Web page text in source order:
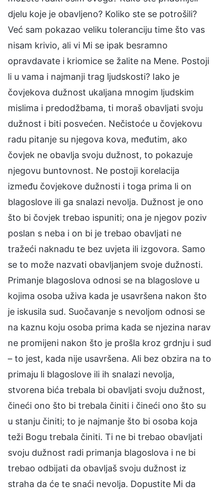
djelu koje je obavljeno? Koliko ste se potrošili?
Već sam pokazao veliku toleranciju time što vas
nisam krivio, ali vi Mi se ipak besramno
opravdavate i kriomice se žalite na Mene. Postoji
li u vama i najmanji trag ljudskosti? Iako je
čovjekova dužnost ukaljana mnogim ljudskim
mislima i predodžbama, ti moraš obavljati svoju
dužnost i biti posvećen. Nečistoće u čovjekovu
radu pitanje su njegova kova, međutim, ako
čovjek ne obavlja svoju dužnost, to pokazuje
njegovu buntovnost. Ne postoji korelacija
između čovjekove dužnosti i toga prima li on
blagoslove ili ga snalazi nevolja. Dužnost je ono
što bi čovjek trebao ispuniti; ona je njegov poziv
poslan s neba i on bi je trebao obavljati ne
tražeći naknadu te bez uvjeta ili izgovora. Samo
se to može nazvati obavljanjem svoje dužnosti.
Primanje blagoslova odnosi se na blagoslove u
kojima osoba uživa kada je usavršena nakon što
je iskusila sud. Suočavanje s nevoljom odnosi se
na kaznu koju osoba prima kada se njezina narav
ne promijeni nakon što je prošla kroz grdnju i sud
– to jest, kada nije usavršena. Ali bez obzira na to
primaju li blagoslove ili ih snalazi nevolja,
stvorena bića trebala bi obavljati svoju dužnost,
čineći ono što bi trebala činiti i čineći ono što su
u stanju činiti; to je najmanje što bi osoba koja
teži Bogu trebala činiti. Ti ne bi trebao obavljati
svoju dužnost radi primanja blagoslova i ne bi
trebao odbijati da obavljaš svoju dužnost iz
straha da će te snaći nevolja. Dopustite Mi da